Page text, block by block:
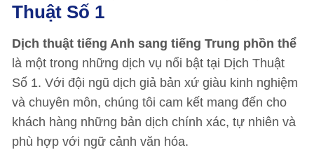
Thuật Số 1
Dịch thuật tiếng Anh sang tiếng Trung phồn thể
là một trong những dịch vụ nổi bật tại Dịch Thuật
Số 1. Với đội ngũ dịch giả bản xứ giàu kinh nghiệm
và chuyên môn, chúng tôi cam kết mang đến cho
khách hàng những bản dịch chính xác, tự nhiên và
phù hợp với ngữ cảnh văn hóa.